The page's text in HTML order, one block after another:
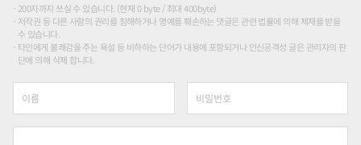
200자까지 쓰실 수 있습니다. (현재 0 byte / 최대 400byte)
저작권 등 다른 사람의 권리를 침해하거나 명예를 훼손하는 댓글은 관련 법률에 의해 제재를 받을
수 있습니다.
타인에게 불쾌감을 주는 욕설 등 비하하는 단어가 내용에 포함되거나 인신공격성 글은 관리자의 판
단에 의해 삭제 합니다.